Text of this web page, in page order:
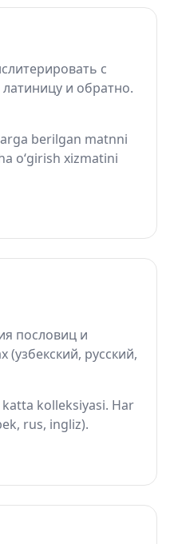
с
и обратно.
berilgan matnni
o‘girish xizmatini
пословиц и
(узбекский, русский,
kolleksiyasi. Har
rus, ingliz).